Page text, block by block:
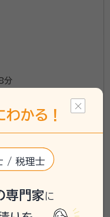
分
承ります/
中
わかる！
/ 税理士
専門家に